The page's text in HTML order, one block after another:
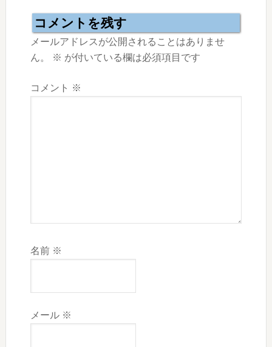
Interactions
コメントを残す
メールアドレスが公開されることはありませ
ん。
※ が付いている欄は必須項目です
コメント ※
名前 ※
メール ※